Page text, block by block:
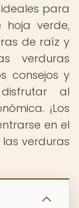
para
hoja verde,
de raíz y
verduras
consejos y
al
¡Los
en el
verduras